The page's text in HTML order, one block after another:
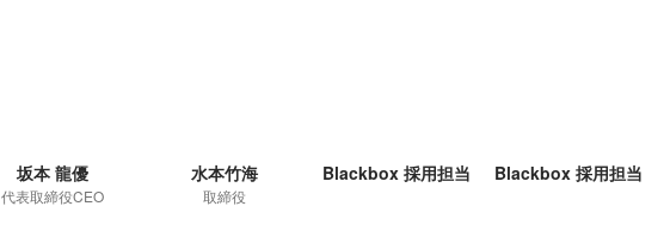
坂本 龍優
代表取締役CEO
水本竹海
取締役
Blackbox 採用担当 Blackbox 採用担当